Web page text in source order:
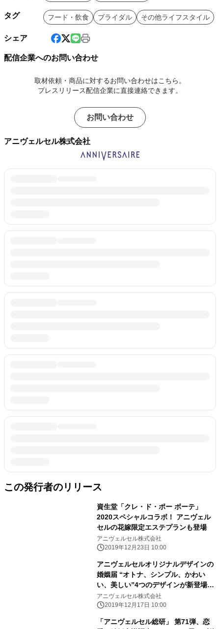
タグ フード・飲食 ブライダル その他ライフスタイル
シェア
配信企業へのお問い合わせ
取材依頼・商品に対するお問い合わせはこちら。
プレスリリース配信企業に直接連絡できます。
お問い合わせ
アニヴェルセル株式会社
この発行者のリリース
資生堂「クレ・ド・ポー ボーテ」
2020スペシャルコラボ！ アニヴェル
セルの花嫁限定エステプランも登場
アニヴェルセル株式会社
2019年12月23日 10:00
アニヴェルセルオリジナルデザインの
婚姻届 “オトナ、シンプル、かわい
い、美しい”4つのデザインが新登場！
大切な記念日に、おふたりらしい彩り
を。
アニヴェルセル株式会社
2019年12月17日 10:00
「アニヴェルセル総研」 第71弾、恋